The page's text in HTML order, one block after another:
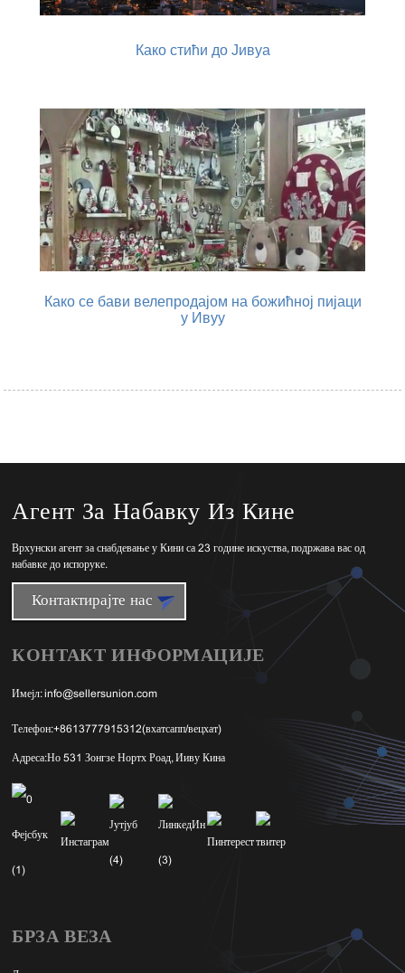
Како стићи до Јивуа
Како се бави велепродајом на божићној пијаци
у Ивуу
Агент За Набавку Из Кине
Врхунски агент за снабдевање у Кини са 23 године искуства, подржава вас од
набавке до испоруке.
Контактирајте нас
КОНТАКТ ИНФОРМАЦИЈЕ
Имејл: info@sellersunion.com
Телефон:+8613777915312(вхатсапп/вецхат)
Адреса:Но 531 Зонгзе Нортх Роад, Ииву Кина
БРЗА ВЕЗА